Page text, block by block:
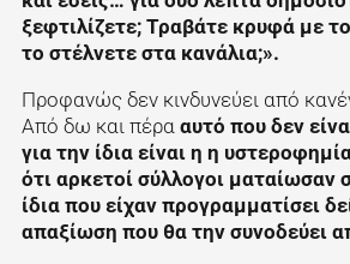
ξεφτιλίζετε; Τραβάτε κρυφά με
το στέλνετε στα κανάλια;».
Προφανώς δεν κινδυνεύει από
Από δω και πέρα αυτό που δεν
για την ίδια είναι η η
ότι αρκετοί σύλλογοι ματαίωσαν
ίδια που είχαν προγραμματίσει
απαξίωση που θα την συνοδεύει